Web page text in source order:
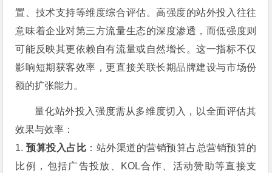
置、技术支持等维度综合评估。高强度的站外投入往往
意味着企业对第三方流量生态的深度渗透，而低强度则
可能反映其更依赖自有流量或自然增长。这一指标不仅
影响短期获客效率，更直接关联长期品牌建设与市场份
额的扩张能力。
量化站外投入强度需从多维度切入，以全面评估其
效果与效率：
1. 预算投入占比 ：站外渠道的营销预算占总营销预算的
比例，包括广告投放、KOL合作、活动赞助等直接支